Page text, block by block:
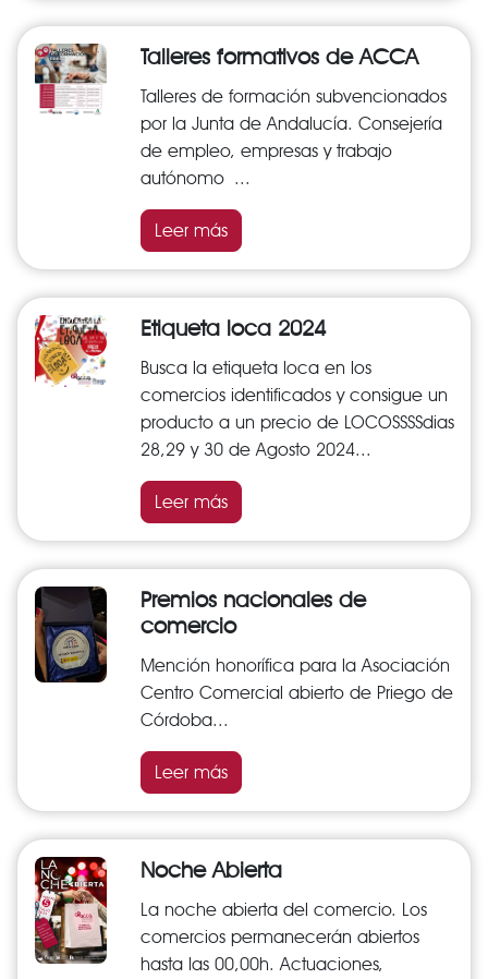
Talleres formativos de ACCA
Talleres de formación subvencionados
por la Junta de Andalucía. Consejería
de empleo, empresas y trabajo
autónomo ...
Leer más
Etiqueta loca 2024
Busca la etiqueta loca en los
comercios identificados y consigue un
producto a un precio de LOCOSSSSdias
28,29 y 30 de Agosto 2024...
Leer más
Premios nacionales de
comercio
Mención honorífica para la Asociación
Centro Comercial abierto de Priego de
Córdoba...
Leer más
Noche Abierta
La noche abierta del comercio. Los
comercios permanecerán abiertos
hasta las 00,00h. Actuaciones,